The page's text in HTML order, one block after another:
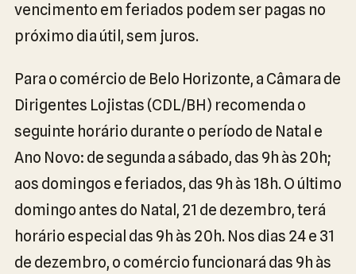
vencimento em feriados podem ser pagas no
próximo dia útil, sem juros.
Para o comércio de Belo Horizonte, a Câmara de
Dirigentes Lojistas (CDL/BH) recomenda o
seguinte horário durante o período de Natal e
Ano Novo: de segunda a sábado, das 9h às 20h;
aos domingos e feriados, das 9h às 18h. O último
domingo antes do Natal, 21 de dezembro, terá
horário especial das 9h às 20h. Nos dias 24 e 31
de dezembro, o comércio funcionará das 9h às